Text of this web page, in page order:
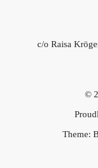
c/o Raisa
©
Theme: